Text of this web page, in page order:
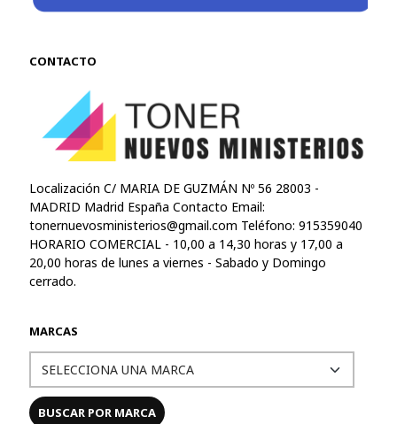
CONTACTO
Localización C/ MARIA DE GUZMÁN Nº 56 28003 -
MADRID Madrid España Contacto Email:
tonernuevosministerios@gmail.com Teléfono: 915359040
HORARIO COMERCIAL - 10,00 a 14,30 horas y 17,00 a
20,00 horas de lunes a viernes - Sabado y Domingo
cerrado.
MARCAS